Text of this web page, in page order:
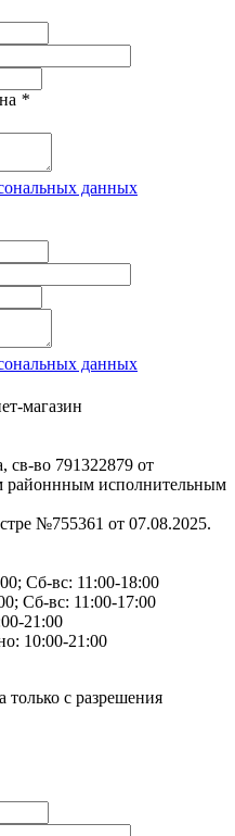
*
данных
данных
магазин
во 791322879 от
районнным исполнительным
№755361 от 07.08.2025.
Сб-вс: 11:00-18:00
Сб-вс: 11:00-17:00
21:00
10:00-21:00
только с разрешения